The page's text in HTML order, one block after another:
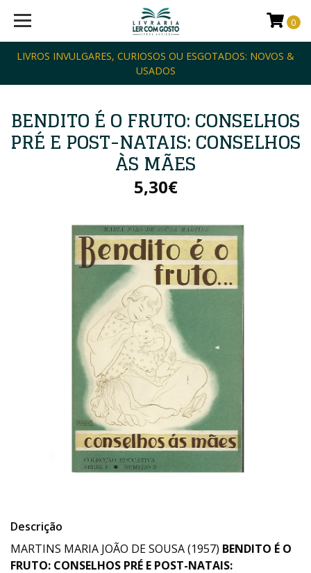
LIVROS INVULGARES, CURIOSOS OU ESGOTADOS: NOVOS &
USADOS
0
BENDITO É O FRUTO: CONSELHOS
PRÉ E POST-NATAIS: CONSELHOS
ÀS MÃES
5,30€
Descrição
MARTINS MARIA JOÃO DE SOUSA (1957) BENDITO É O
FRUTO: CONSELHOS PRÉ E POST-NATAIS: